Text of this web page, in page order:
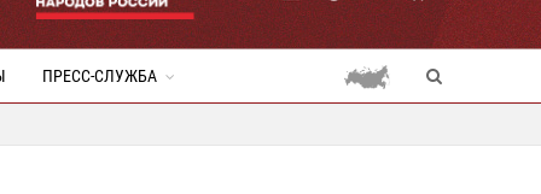
ПРЕСС-СЛУЖБА